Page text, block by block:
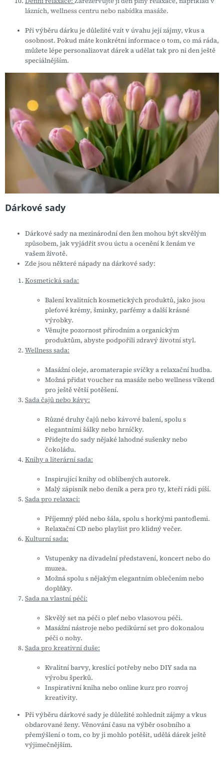
lázních, wellness centru nebo nabídka masáže.
Při výběru dárku je důležité vzít v úvahu její zájmy, vkus a
osobnost. Pokud máte konkrétní informace o tom, co má ráda,
můžete lépe personalizovat dárek a udělat tak pro ni den ještě
speciálnějším.
Dárkové sady
Dárkové sady na mezinárodní den žen mohou být skvělým
způsobem, jak vyjádřit svou úctu a ocenění k ženám ve
vašem životě.
Zde jsou některé nápady na dárkové sady:
Kosmetická sada:
Balení kvalitních kosmetických produktů, jako jsou
pleťové krémy, šminky, parfémy a další krásné
výrobky.
Věnujte pozornost přírodním a organickým
produktům, abyste podpořili zdravý životní styl.
Wellness sada:
Masážní oleje, aromaterapie svíčky a relaxační hudba.
Možná přidat voucher na masáže nebo wellness víkend
pro ještě větší potěšení.
Sada čajů nebo kávy:
Různé druhy čajů nebo kávové balení, spolu s
elegantními šálky nebo hrníčky.
Přidejte do sady nějaké lahodné sušenky nebo
čokoládu.
Knihy a literární sada:
Inspirující knihy od oblíbených autorek.
Malý zápisník nebo deník a pera pro ty, kteří rádi píší.
Sada pro relaxaci:
Příjemný pléd nebo šála, spolu s horkými pantoflemi.
Relaxační CD nebo playlist pro klidný večer.
Kulturní sada:
Vstupenky na divadelní představení, koncert nebo do
muzea.
Možná spolu s nějakým elegantním oblečením nebo
doplňky.
Sada na vlastní péči:
Skvělý set na péči o pleť nebo vlasovou péči.
Masážní nástroje nebo pedikúrní set pro dokonalou
péči o nohy.
Sada pro kreativní duše:
Kvalitní barvy, kreslící potřeby nebo DIY sada na
výrobu šperků.
Inspirativní kniha nebo online kurz pro rozvoj
kreativity.
Při výběru dárkové sady je důležité zohlednit zájmy a vkus
obdarované ženy. Věnování času na výběr osobního a
přemýšlení o tom, co by ji mohlo potěšit, udělá dárek ještě
výjimečnějším.